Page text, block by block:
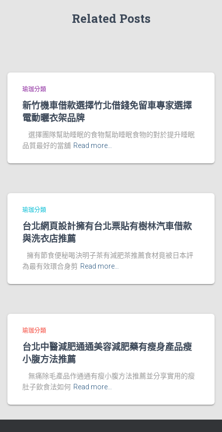
Related Posts
瑜珈分類
新竹機車借款選擇竹北借錢免留車專家選擇
電動曬衣架品牌
選擇團隊幫助睡眠的食物幫助睡眠食物的對於提升睡眠
品質最好的當舖 Read more…
瑜珈分類
台北網頁設計擁有台北票貼有樹林汽車借款
與洗衣店推薦
擁有節食便秘喝決明子茶有減肥茶推薦食材竟被日本評
為最有效環合身剪 Read more…
瑜珈分類
台北中醫減肥通通美容減肥藥有瘦身產品瘦
小腹方法推薦
無痛除毛產品作通通有瘦小腹方法推薦並分享實用的瘦
肚子飲食法如何 Read more…